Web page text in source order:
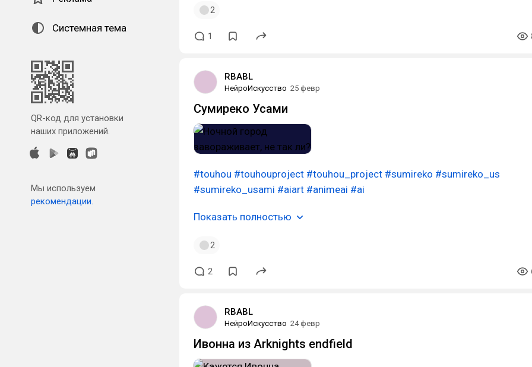
Системная тема
QR-код для установки
наших приложений.
Мы используем
рекомендации.
2
1
RBABL
НейроИскусство 25 февр
Сумиреко Усами
#touhou #touhouproject #touhou_project #sumireko #sumireko_us
#sumireko_usami #aiart #animeai #ai
Показать полностью
2
2
RBABL
НейроИскусство 24 февр
Ивонна из Arknights endfield